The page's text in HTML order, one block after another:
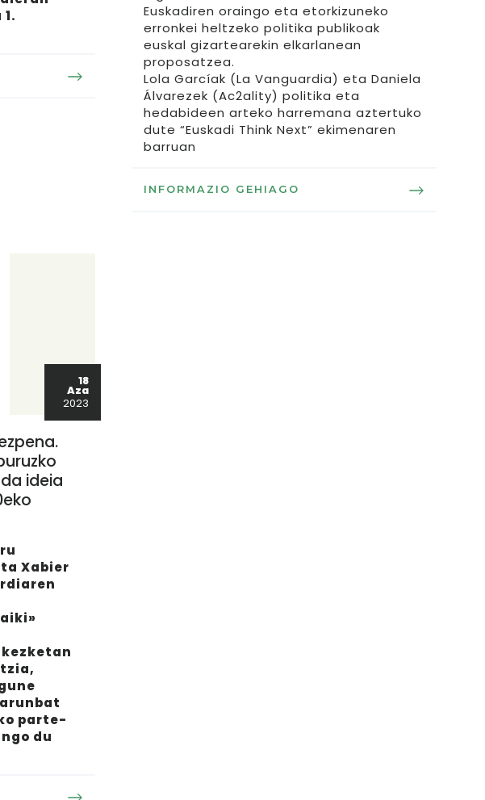
Euskadiren oraingo eta etorkizuneko
erronkei heltzeko politika publikoak
euskal gizartearekin elkarlanean
proposatzea.
Lola Garcíak (La Vanguardia) eta Daniela
Álvarezek (Ac2ality) politika eta
hedabideen arteko harremana aztertuko
dute “Euskadi Think Next” ekimenaren
barruan
INFORMAZIO GEHIAGO
18
Aza
2023
ideia
Xabier
parte-
du